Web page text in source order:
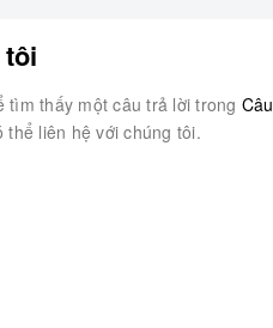
tìm thấy một câu trả lời trong
thể liên hệ với chúng tôi.